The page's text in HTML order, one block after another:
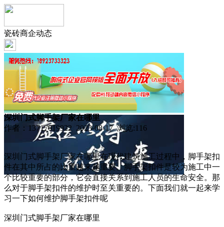
瓷砖商企动态
深圳门式脚手架厂家在哪里
作者：13717019922 2023-08-17 浏览:116
深圳门式脚手架厂家在哪里在现代建筑施工过程中，脚手架扣
件在其中所占的比重越来越重要。脚手架扣件是较为施工中一
个比较重要的部分，它会直接关系到施工人员的生命安全。那
么对于脚手架扣件的维护时至关重要的。下面我们就一起来学
习一下如何维护脚手架扣件呢
深圳门式脚手架厂家在哪里